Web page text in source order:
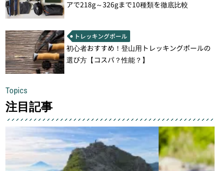
アで218g～326gまで10種類を徹底比較
トレッキングポール
初心者おすすめ！登山用トレッキングポールの
選び方【コスパ？性能？】
Topics
注目記事